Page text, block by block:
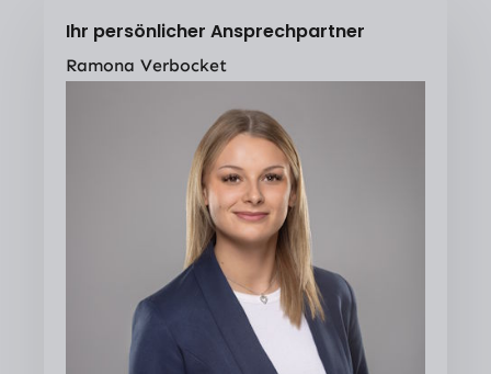
Ihr persönlicher Ansprechpartner
Ramona Verbocket